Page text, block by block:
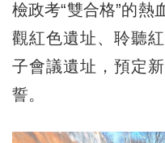
檢政考“雙合格”的熱
觀紅色遺址、聆聽
子會議遺址，預定
誓。